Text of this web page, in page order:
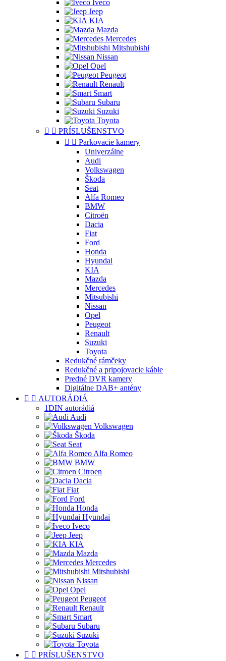
Iveco
Jeep
KIA
Mazda
Mercedes
Mitshubishi
Nissan
Opel
Peugeot
Renault
Smart
Subaru
Suzuki
Toyota
  PRÍSLUŠENSTVO
  Parkovacie kamery
Univerzálne
Audi
Volkswagen
Škoda
Seat
Alfa Romeo
BMW
Citroën
Dacia
Fiat
Ford
Honda
Hyundai
KIA
Mazda
Mercedes
Mitsubishi
Nissan
Opel
Peugeot
Renault
Suzuki
Toyota
Redukčné rámčeky
Redukčné a pripojovacie káble
Predné DVR kamery
Digitálne DAB+ antény
  AUTORÁDIÁ
1DIN autorádiá
Audi
Volkswagen
Škoda
Seat
Alfa Romeo
BMW
Citroen
Dacia
Fiat
Ford
Honda
Hyundai
Iveco
Jeep
KIA
Mazda
Mercedes
Mitshubishi
Nissan
Opel
Peugeot
Renault
Smart
Subaru
Suzuki
Toyota
  PRÍSLUŠENSTVO